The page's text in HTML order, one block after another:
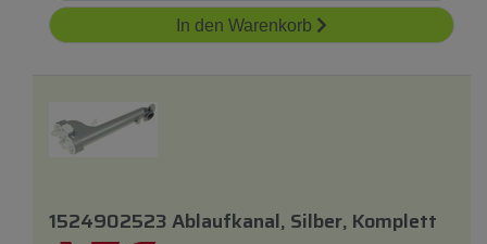
In den Warenkorb
1524902523 Ablaufkanal, Silber, Komplett